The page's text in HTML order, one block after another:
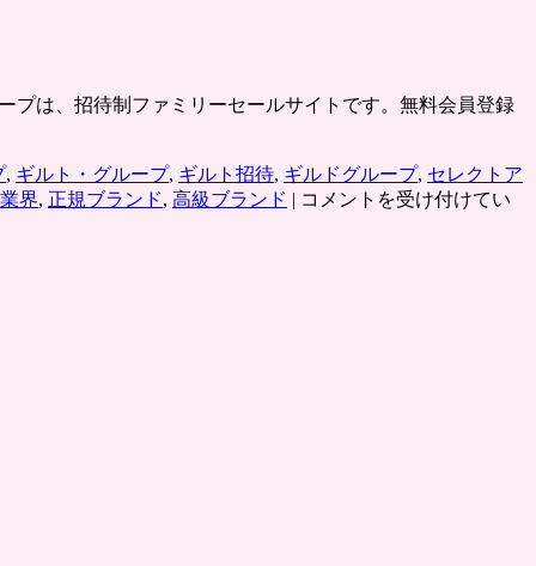
プは、招待制ファミリーセールサイトです。無料会員登録
, ギルト・グループ, ギルト招待, ギルドグループ, セレクトア
業界, 正規ブランド, 高級ブランド | ギ
コメントを受け付けてい